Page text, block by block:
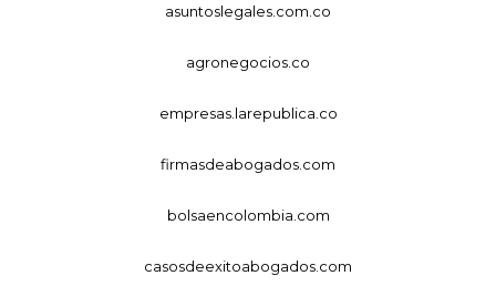
asuntoslegales.com.co
agronegocios.co
empresas.larepublica.co
firmasdeabogados.com
bolsaencolombia.com
casosdeexitoabogados.com